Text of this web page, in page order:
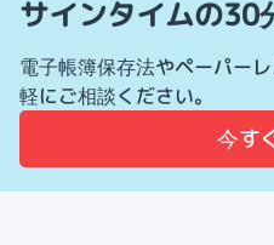
サインタイムの30
電子帳簿保存法やペーパー
軽にご相談ください。
今す